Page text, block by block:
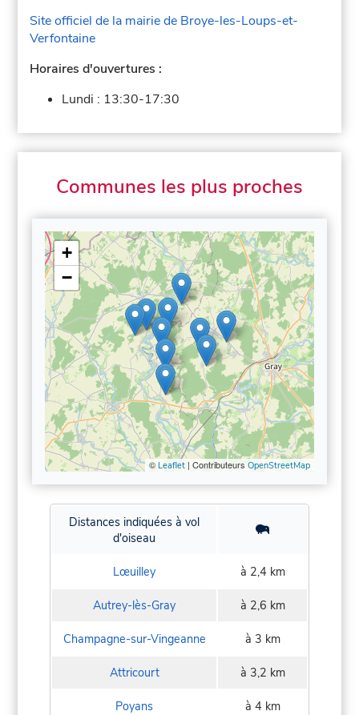
Site officiel de la mairie de Broye-les-Loups-et-
Verfontaine
Horaires d'ouvertures :
Lundi : 13:30-17:30
Communes les plus proches
+
−
© Leaflet| Contributeurs OpenStreetMap
Distances indiquées à vol
d'oiseau
Lœuilley à 2,4 km
Autrey-lès-Gray à 2,6 km
Champagne-sur-Vingeanne à 3 km
Attricourt à 3,2 km
Poyans à 4 km